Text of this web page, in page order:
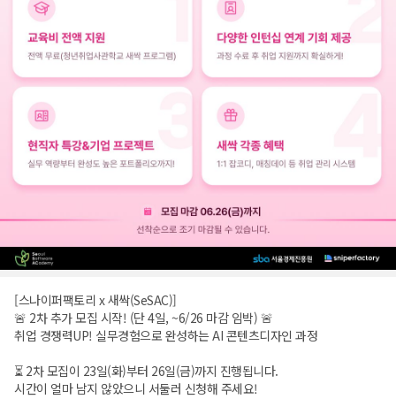
[스나이퍼팩토리 x 새싹(SeSAC)]
🚨 2차 추가 모집 시작! (단 4일, ~6/26 마감 임박) 🚨
취업 경쟁력UP! 실무경험으로 완성하는 AI 콘텐츠디자인 과정
⏳ 2차 모집이 23일(화)부터 26일(금)까지 진행됩니다.
시간이 얼마 남지 않았으니 서둘러 신청해 주세요!